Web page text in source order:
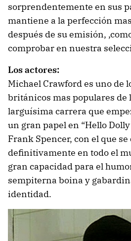
sorprendentemente en sus
mantiene a la perfección
después de su emisión,
comprobar en nuestra
Los actores:
Michael Crawford es uno de
británicos mas populares de
larguísima carrera que
un gran papel en “Hello
Frank Spencer, con el que
definitivamente en todo el
gran capacidad para el
sempiterna boina y
identidad.